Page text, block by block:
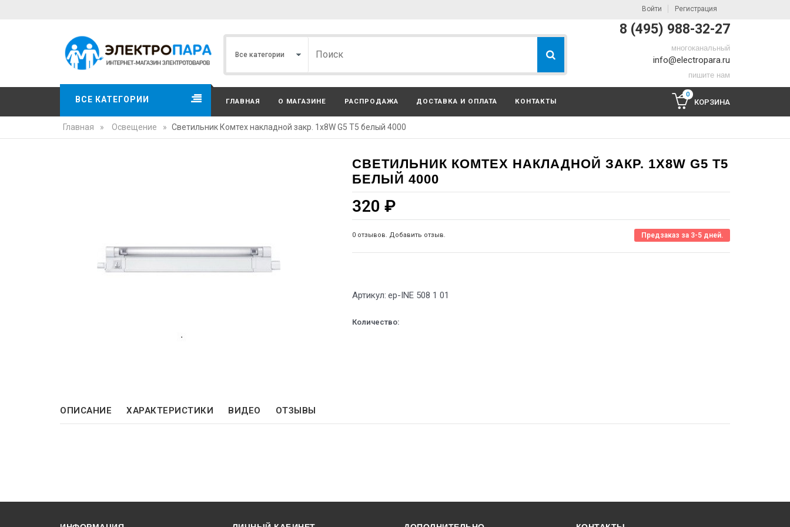
Войти Регистрация
8 (495) 988-32-27
многоканальный
info@electropara.ru
пишите нам
ВСЕ КАТЕГОРИИ ГЛАВНАЯ О МАГАЗИНЕ РАСПРОДАЖА ДОСТАВКА И ОПЛАТА КОНТАКТЫ
0
КОРЗИНА
Главная » Освещение » Светильник Комтех накладной закр. 1x8W G5 T5 белый 4000
СВЕТИЛЬНИК КОМТЕХ НАКЛАДНОЙ ЗАКР. 1X8W G5 T5
БЕЛЫЙ 4000
320 ₽
0 отзывов. Добавить отзыв. Предзаказ за 3-5 дней.
Артикул: ep-INE 508 1 01
Количество:
ОПИСАНИЕ ХАРАКТЕРИСТИКИ ВИДЕО ОТЗЫВЫ